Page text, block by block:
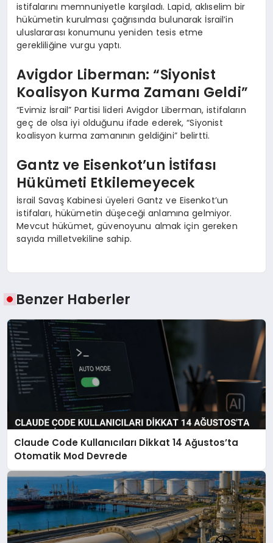
istifalarını memnuniyetle karşıladı. Lapid, aklıselim bir
hükümetin kurulması çağrısında bulunarak İsrail’in
uluslararası konumunu yeniden tesis etme
gerekliliğine vurgu yaptı.
Avigdor Liberman: “Siyonist
Koalisyon Kurma Zamanı Geldi”
“Evimiz İsrail” Partisi lideri Avigdor Liberman, istifaların
geç de olsa iyi olduğunu ifade ederek, “Siyonist
koalisyon kurma zamanının geldiğini” belirtti.
Gantz ve Eisenkot’un İstifası
Hükümeti Etkilemeyecek
İsrail Savaş Kabinesi üyeleri Gantz ve Eisenkot’un
istifaları, hükümetin düşeceği anlamına gelmiyor.
Mevcut hükümet, güvenoyunu almak için gereken
sayıda milletvekiline sahip.
Benzer Haberler
Claude Code Kullanıcıları Dikkat 14 Ağustos’ta
Otomatik Mod Devrede